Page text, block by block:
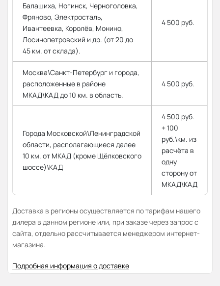
Балашиха, Ногинск, Черноголовка,
Фряново, Электросталь,
Ивантеевка, Королёв, Монино,
Лосинопетровский и др. (от 20 до
45 км. от склада).
4 500 руб.
Москва\Санкт-Петербург и города,
расположенные в районе
МКАД\КАД до 10 км. в область.
4 500 руб.
Города Московской\Ленинградской
области, располагающиеся далее
10 км. от МКАД (кроме Щёлковского
шоссе)\КАД
4 500 руб.
+ 100
руб.\км. из
расчёта в
одну
сторону от
МКАД\КАД
Доставка в регионы осуществляется по тарифам нашего
дилера в данном регионе или, при заказе через запрос с
сайта, отдельно рассчитывается менеджером интернет-
магазина.
Подробная информация о доставке